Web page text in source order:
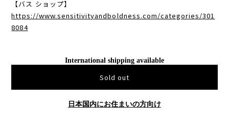
【バス ショップ】
https://www.sensitivityandboldness.com/categories/301
8084
International shipping available
Sold out
日本国内にお住まいの方向け